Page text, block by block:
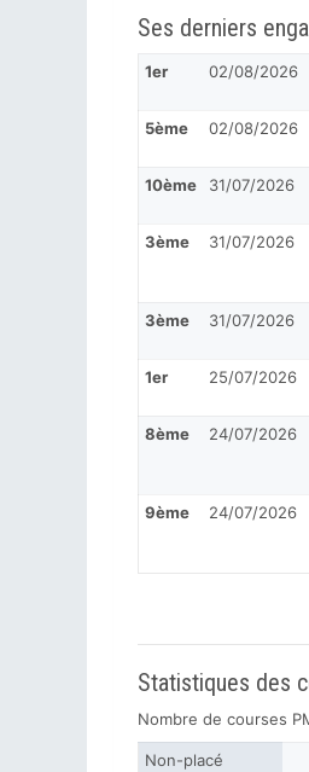
Ses derniers
1er 02/08/2026
5ème 02/08/2026
10ème 31/07/2026
3ème 31/07/2026
3ème 31/07/2026
1er 25/07/2026
8ème 24/07/2026
9ème 24/07/2026
Statistiques des
Nombre de courses
Non-placé